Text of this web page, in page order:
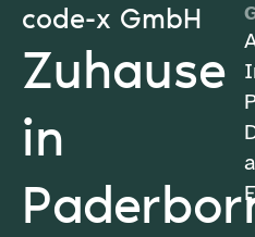
code-x GmbH
Zuhause
in